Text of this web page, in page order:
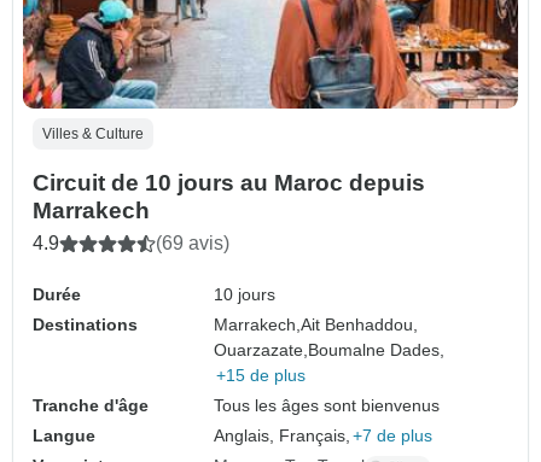
Villes & Culture
Circuit de 10 jours au Maroc depuis
Marrakech
4.9 (69 avis)
Durée
10 jours
Destinations
Marrakech,Ait Benhaddou,
Ouarzazate,Boumalne Dades,
+15 de plus
Tranche d'âge
Tous les âges sont bienvenus
Langue
Anglais, Français, +7 de plus